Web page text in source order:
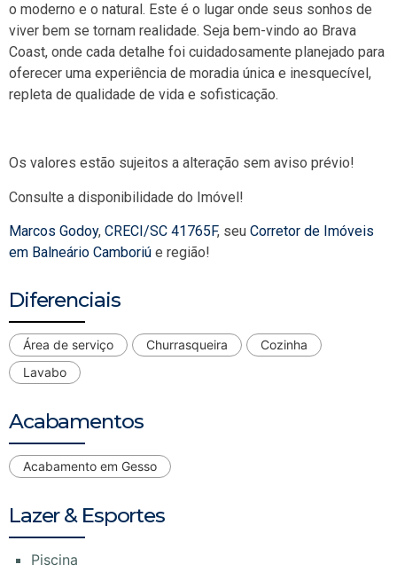
o moderno e o natural. Este é o lugar onde seus sonhos de
viver bem se tornam realidade. Seja bem-vindo ao Brava
Coast, onde cada detalhe foi cuidadosamente planejado para
oferecer uma experiência de moradia única e inesquecível,
repleta de qualidade de vida e sofisticação.
Os valores estão sujeitos a alteração sem aviso prévio!
Consulte a disponibilidade do Imóvel!
Marcos Godoy, CRECI/SC 41765F, seu Corretor de Imóveis
em Balneário Camboriú e região!
Diferenciais
Área de serviço Churrasqueira
Cozinha
Lavabo
Acabamentos
Acabamento em Gesso
Lazer & Esportes
Piscina